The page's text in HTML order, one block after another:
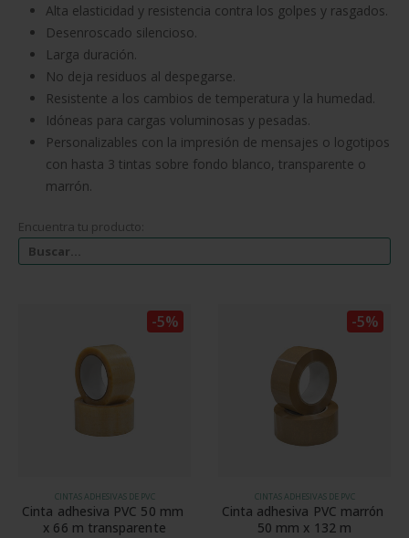
Alta elasticidad y resistencia contra los golpes y rasgados.
Desenroscado silencioso.
Larga duración.
No deja residuos al despegarse.
Resistente a los cambios de temperatura y la humedad.
Idóneas para cargas voluminosas y pesadas.
Personalizables con la impresión de mensajes o logotipos
con hasta 3 tintas sobre fondo blanco, transparente o
marrón.
Encuentra tu producto:
CINTAS ADHESIVAS DE PVC
Cinta adhesiva PVC 50 mm
x 66 m transparente
-5%
CINTAS ADHESIVAS DE PVC
Cinta adhesiva PVC marrón
50 mm x 132 m
-5%